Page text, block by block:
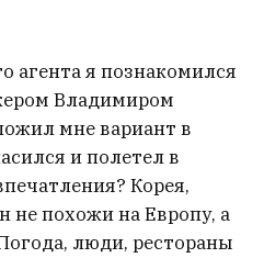
агента я познакомился
Владимиром
мне вариант в
и полетел в
Корея,
не похожи на Европу, а
люди, рестораны